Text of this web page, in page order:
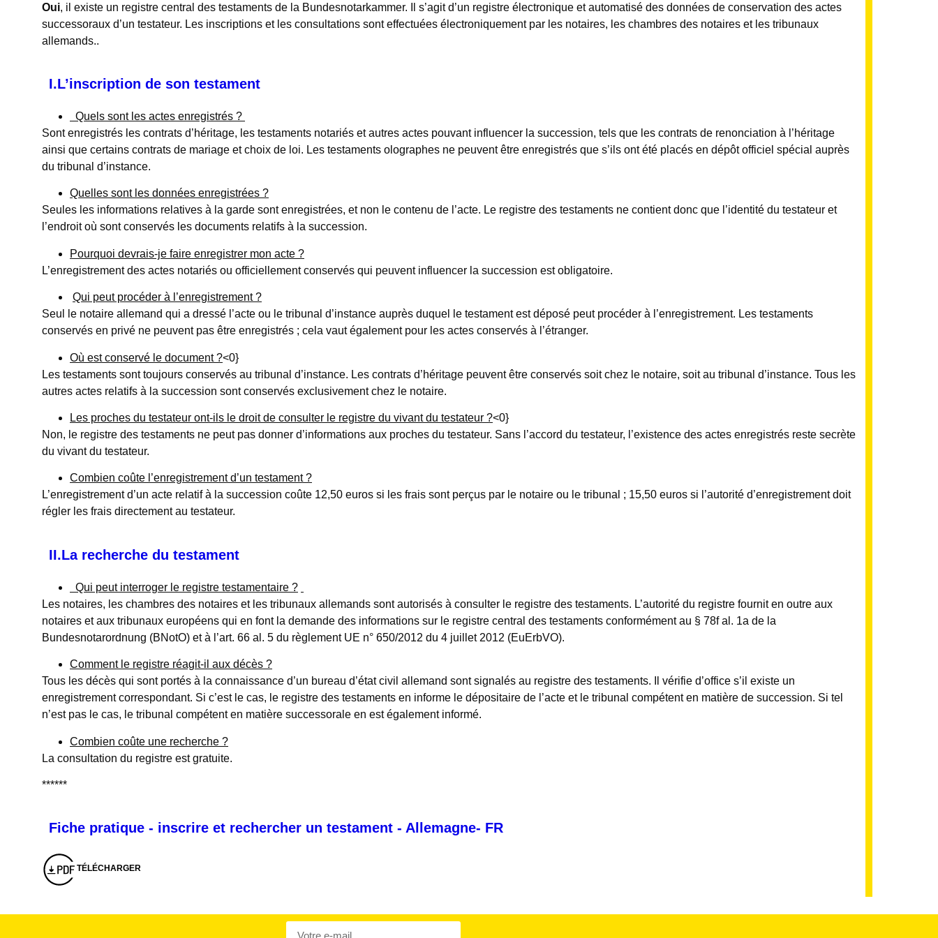
Oui, il existe un registre central des testaments de la Bundesnotarkammer. Il s’agit d’un registre électronique et automatisé des données de conservation des actes
successoraux d’un testateur. Les inscriptions et les consultations sont effectuées électroniquement par les notaires, les chambres des notaires et les tribunaux
allemands..
I.L’inscription de son testament
Quels sont les actes enregistrés ?
Sont enregistrés les contrats d’héritage, les testaments notariés et autres actes pouvant influencer la succession, tels que les contrats de renonciation à l’héritage
ainsi que certains contrats de mariage et choix de loi. Les testaments olographes ne peuvent être enregistrés que s’ils ont été placés en dépôt officiel spécial auprès
du tribunal d’instance.
Quelles sont les données enregistrées ?
Seules les informations relatives à la garde sont enregistrées, et non le contenu de l’acte. Le registre des testaments ne contient donc que l’identité du testateur et
l’endroit où sont conservés les documents relatifs à la succession.
Pourquoi devrais-je faire enregistrer mon acte ?
L’enregistrement des actes notariés ou officiellement conservés qui peuvent influencer la succession est obligatoire.
Qui peut procéder à l’enregistrement ?
Seul le notaire allemand qui a dressé l’acte ou le tribunal d’instance auprès duquel le testament est déposé peut procéder à l’enregistrement. Les testaments
conservés en privé ne peuvent pas être enregistrés ; cela vaut également pour les actes conservés à l’étranger.
Où est conservé le document ?<0}
Les testaments sont toujours conservés au tribunal d’instance. Les contrats d’héritage peuvent être conservés soit chez le notaire, soit au tribunal d’instance. Tous les
autres actes relatifs à la succession sont conservés exclusivement chez le notaire.
Les proches du testateur ont-ils le droit de consulter le registre du vivant du testateur ?<0}
Non, le registre des testaments ne peut pas donner d’informations aux proches du testateur. Sans l’accord du testateur, l’existence des actes enregistrés reste secrète
du vivant du testateur.
Combien coûte l’enregistrement d’un testament ?
L’enregistrement d’un acte relatif à la succession coûte 12,50 euros si les frais sont perçus par le notaire ou le tribunal ; 15,50 euros si l’autorité d’enregistrement doit
régler les frais directement au testateur.
II.La recherche du testament
Qui peut interroger le registre testamentaire ?
Les notaires, les chambres des notaires et les tribunaux allemands sont autorisés à consulter le registre des testaments. L’autorité du registre fournit en outre aux
notaires et aux tribunaux européens qui en font la demande des informations sur le registre central des testaments conformément au § 78f al. 1a de la
Bundesnotarordnung (BNotO) et à l’art. 66 al. 5 du règlement UE n° 650/2012 du 4 juillet 2012 (EuErbVO).
Comment le registre réagit-il aux décès ?
Tous les décès qui sont portés à la connaissance d’un bureau d’état civil allemand sont signalés au registre des testaments. Il vérifie d’office s’il existe un
enregistrement correspondant. Si c’est le cas, le registre des testaments en informe le dépositaire de l’acte et le tribunal compétent en matière de succession. Si tel
n’est pas le cas, le tribunal compétent en matière successorale en est également informé.
Combien coûte une recherche ?
La consultation du registre est gratuite.
******
Fiche pratique - inscrire et rechercher un testament - Allemagne- FR
ABCDEFGHIJKLMNOPQRSTUVWXYZ
abcdefghijklmnopqrstuvwxyz
1234567890.,;:?!“’()/éèàüô*<>+=
1234567890.,;:?!“’()/éèàüô*<>+=
TÉLÉCHARGER